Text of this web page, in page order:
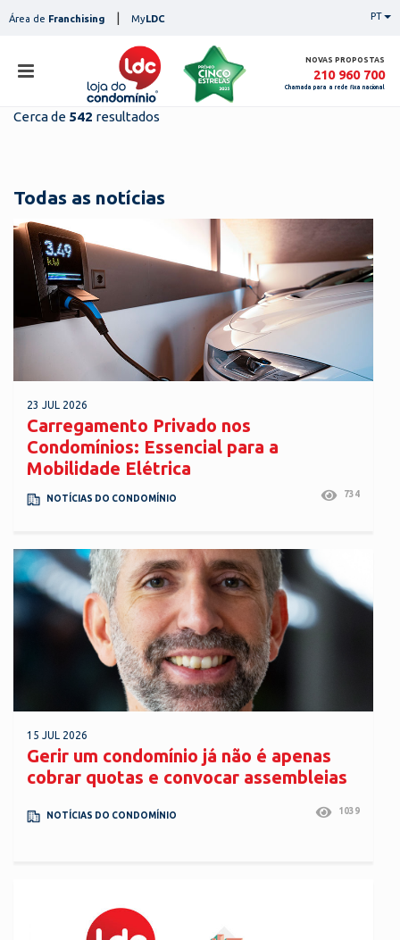
toÁrea de Franchising MyLDC PT
NOVAS PROPOSTAS
210 960 700
Chamada para a rede fixa nacional
notícias
contactos
Cerca de 542 resultados
Todas as notícias
23 JUL 2026
Carregamento Privado nos
Condomínios: Essencial para a
Mobilidade Elétrica
NOTÍCIAS DO CONDOMÍNIO 734
15 JUL 2026
Gerir um condomínio já não é apenas
cobrar quotas e convocar assembleias
NOTÍCIAS DO CONDOMÍNIO 1039